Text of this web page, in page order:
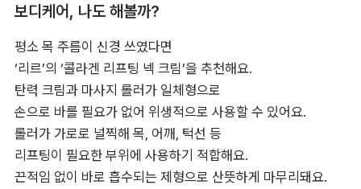
보디케어, 나도 해볼까?
평소 목 주름이 신경 쓰였다면
‘리르’의 ‘콜라겐 리프팅 넥 크림’을 추천해요.
탄력 크림과 마사지 롤러가 일체형으로
손으로 바를 필요가 없어 위생적으로 사용할 수 있어요.
롤러가 가로로 널찍해 목, 어깨, 턱선 등
리프팅이 필요한 부위에 사용하기 적합해요.
끈적임 없이 바로 흡수되는 제형으로 산뜻하게 마무리돼요.